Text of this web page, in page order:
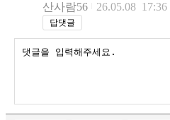
산사람56
26.05.08 17:36
답댓글